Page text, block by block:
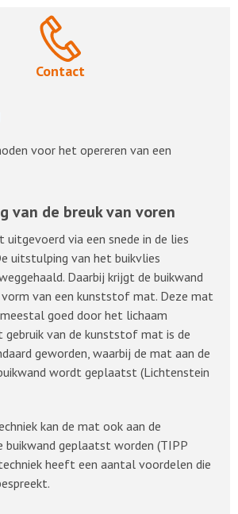
Contact
voor het opereren van een
van de breuk van voren
via een snede in de lies
uitstulping van het buikvlies
Daarbij krijgt de buikwand
van een kunststof mat. Deze mat
goed door het lichaam
gebruik van de kunststof mat is de
geworden, waarbij de mat aan de
wordt geplaatst (Lichtenstein
kan de mat ook aan de
buikwand geplaatst worden (TIPP
heeft een aantal voordelen die